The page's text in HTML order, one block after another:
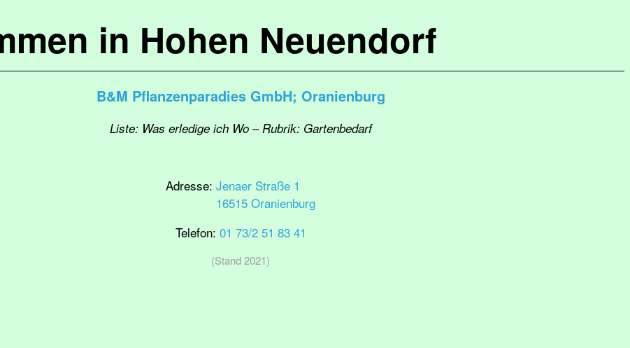
in Hohen Neuendorf
B&M Pflanzenparadies GmbH; Oranienburg
Liste: Was erledige ich Wo – Rubrik: Gartenbedarf
Adresse: Jenaer Straße 1
16515 Oranienburg
Telefon: 01 73/2 51 83 41
(Stand 2021)